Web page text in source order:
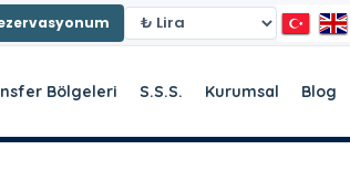
Bölgeleri S.S.S. Kurumsal Blog